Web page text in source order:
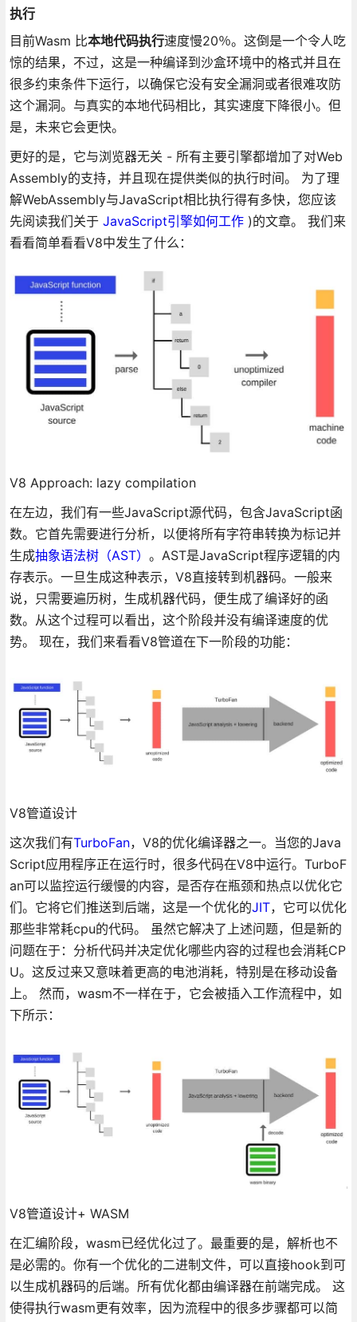
执行
目前Wasm 比本地代码执行速度慢20％。这倒是一个令人吃
惊的结果，不过，这是一种编译到沙盒环境中的格式并且在
很多约束条件下运行，以确保它没有安全漏洞或者很难攻防
这个漏洞。与真实的本地代码相比，其实速度下降很小。但
是，未来它会更快。
更好的是，它与浏览器无关 - 所有主要引擎都增加了对Web
Assembly的支持，并且现在提供类似的执行时间。 为了理
解WebAssembly与JavaScript相比执行得有多快，您应该
先阅读我们关于 JavaScript引擎如何工作)的文章。 我们来
看看简单看看V8中发生了什么：
V8 Approach: lazy compilation
在左边，我们有一些JavaScript源代码，包含JavaScript函
数。它首先需要进行分析，以便将所有字符串转换为标记并
生成抽象语法树（AST） 。AST是JavaScript程序逻辑的内
存表示。一旦生成这种表示，V8直接转到机器码。一般来
说，只需要遍历树，生成机器代码，便生成了编译好的函
数。从这个过程可以看出，这个阶段并没有编译速度的优
势。 现在，我们来看看V8管道在下一阶段的功能：
V8管道设计
这次我们有TurboFan，V8的优化编译器之一。当您的Java
Script应用程序正在运行时，很多代码在V8中运行。TurboF
an可以监控运行缓慢的内容，是否存在瓶颈和热点以优化它
们。它将它们推送到后端，这是一个优化的JIT，它可以优化
那些非常耗cpu的代码。 虽然它解决了上述问题，但是新的
问题在于：分析代码并决定优化哪些内容的过程也会消耗CP
U。这反过来又意味着更高的电池消耗，特别是在移动设备
上。 然而，wasm不一样在于，它会被插入工作流程中，如
下所示：
V8管道设计+ WASM
在汇编阶段，wasm已经优化过了。最重要的是，解析也不
是必需的。你有一个优化的二进制文件，可以直接hook到可
以生成机器码的后端。所有优化都由编译器在前端完成。 这
使得执行wasm更有效率，因为流程中的很多步骤都可以简